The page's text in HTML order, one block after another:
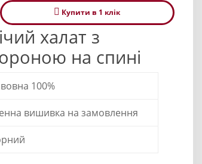
Купити в 1 клiк
халат з
на спині
100%
вишивка на замовлення